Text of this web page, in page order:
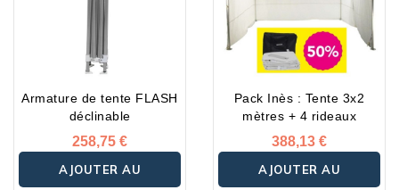
Armature de tente FLASH
déclinable
258,75 €
AJOUTER AU
Pack Inès : Tente 3x2
mètres + 4 rideaux
388,13 €
AJOUTER AU